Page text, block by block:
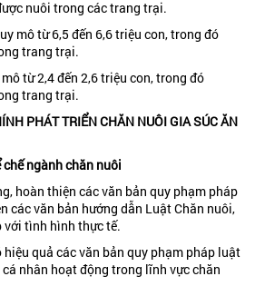
nuôi trong các trang trại.
mô từ 6,5 đến 6,6 triệu con, trong đó
trang trại.
từ 2,4 đến 2,6 triệu con, trong đó
trang trại.
PHÁT TRIỂN CHĂN NUÔI GIA SÚC ĂN
ngành chăn nuôi
hoàn thiện các văn bản quy phạm pháp
các văn bản hướng dẫn Luật Chăn nuôi,
với tình hình thực tế.
quả các văn bản quy phạm pháp luật
nhân hoạt động trong lĩnh vực chăn